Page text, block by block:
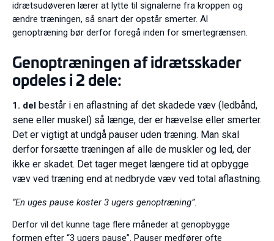
idrætsudøveren lærer at lytte til signalerne fra kroppen og
ændre træningen, så snart der opstår smerter. Al
genoptræning bør derfor foregå inden for smertegrænsen.
Genoptræningen af idrætsskader
opdeles i 2 dele:
1. del
består i en aflastning af det skadede væv (ledbånd,
sene eller muskel) så længe, der er hævelse eller smerter.
Det er vigtigt at undgå pauser uden træning. Man skal
derfor forsætte træningen af alle de muskler og led, der
ikke er skadet. Det tager meget længere tid at opbygge
væv ved træning end at nedbryde væv ved total aflastning.
”En uges pause koster 3 ugers genoptræning”.
Derfor vil det kunne tage flere måneder at genopbygge
formen efter “3 ugers pause”. Pauser medfører ofte